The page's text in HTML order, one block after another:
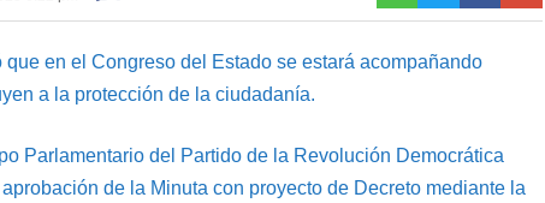
en el Congreso del Estado se estará acompañando
a la protección de la ciudadanía.
Parlamentario del Partido de la Revolución Democrática
de la Minuta con proyecto de Decreto mediante la